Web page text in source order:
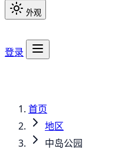
外观
登录
首页
地区
中岛公园